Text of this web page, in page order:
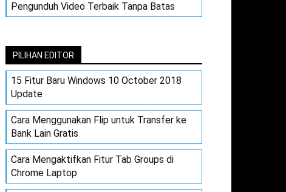
Pengunduh Video Terbaik Tanpa Batas
PILIHAN EDITOR
15 Fitur Baru Windows 10 October 2018
Update
Cara Menggunakan Flip untuk Transfer ke
Bank Lain Gratis
Cara Mengaktifkan Fitur Tab Groups di
Chrome Laptop